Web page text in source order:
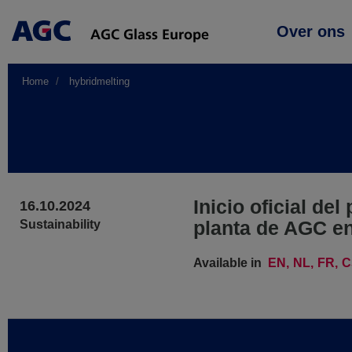
Main
Over ons
Home hybridmelting
16.10.2024
Sustainability
Inicio oficial del
planta de AGC
Available in EN NL FR